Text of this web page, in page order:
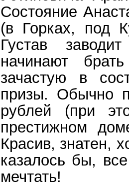
Состояние
(в Горках, под
Густав
начинают
зачастую в
призы. Обычно
рублей (при
престижном
Красив, знатен,
казалось бы,
мечтать!